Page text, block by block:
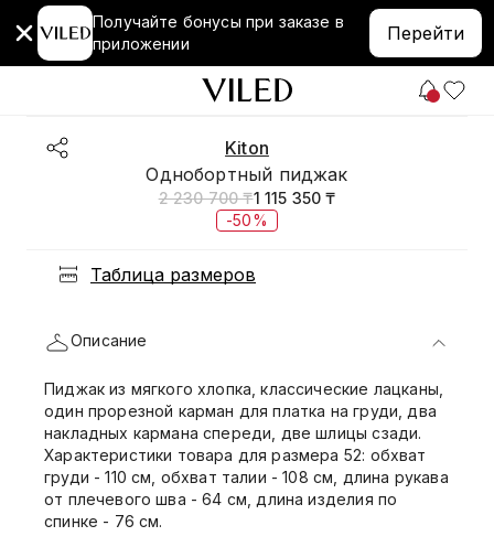
Получайте бонусы при заказе в
приложении
Перейти
Kiton
Однобортный пиджак
2 230 700 ₸1 115 350 ₸
-50%
Таблица размеров
Описание
Пиджак из мягкого хлопка, классические лацканы,
один прорезной карман для платка на груди, два
накладных кармана спереди, две шлицы сзади.
Характеристики товара для размера 52: обхват
груди - 110 см, обхват талии - 108 см, длина рукава
от плечевого шва - 64 см, длина изделия по
спинке - 76 см.